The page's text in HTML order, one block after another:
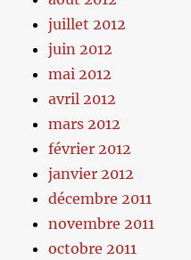
juillet 2012
juin 2012
mai 2012
avril 2012
mars 2012
février 2012
janvier 2012
décembre 2011
novembre 2011
octobre 2011